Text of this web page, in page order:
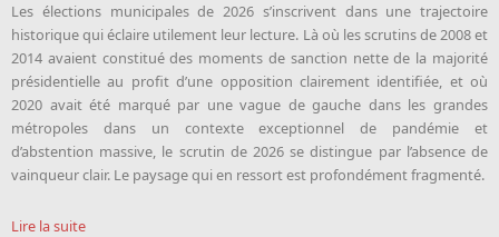
Les élections municipales de 2026 s’inscrivent dans une trajectoire
historique qui éclaire utilement leur lecture. Là où les scrutins de 2008 et
2014 avaient constitué des moments de sanction nette de la majorité
présidentielle au profit d’une opposition clairement identifiée, et où
2020 avait été marqué par une vague de gauche dans les grandes
métropoles dans un contexte exceptionnel de pandémie et
d’abstention massive, le scrutin de 2026 se distingue par l’absence de
vainqueur clair. Le paysage qui en ressort est profondément fragmenté.
Lire la suite